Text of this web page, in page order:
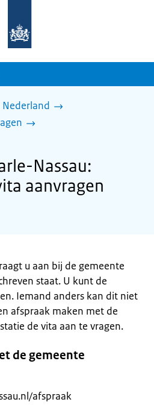
Nederland
Nassau:
aanvragen
u aan bij de gemeente
staat. U kunt de
Iemand anders kan dit niet
afspraak maken met de
de vita aan te vragen.
de gemeente
afspraak